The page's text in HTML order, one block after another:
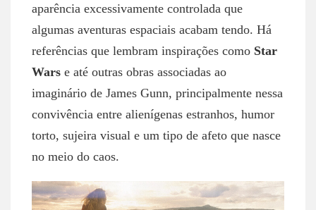
aparência excessivamente controlada que
algumas aventuras espaciais acabam tendo. Há
referências que lembram inspirações como Star
Wars e até outras obras associadas ao
imaginário de James Gunn, principalmente nessa
convivência entre alienígenas estranhos, humor
torto, sujeira visual e um tipo de afeto que nasce
no meio do caos.